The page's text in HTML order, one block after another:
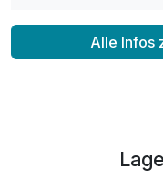
Alle Infos